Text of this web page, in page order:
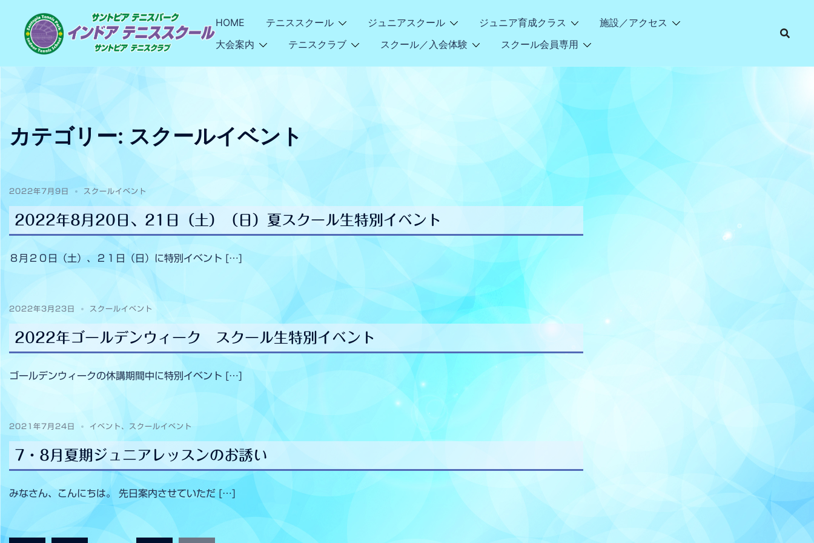
HOME テニススクール ジュニアスクール ジュニア育成クラス
施設／アクセス
大会案内
テニスクラブ スクール／入会体験 スクール会員専用
カテゴリー: スクールイベント
2022年7月9日 スクールイベント
2022年8月20日、21日（土）（日）夏スクール生特別イベント
８月２０日（土）、２１日（日）に特別イベント […]
2022年3月23日 スクールイベント
2022年ゴールデンウィーク スクール生特別イベント
ゴールデンウィークの休講期間中に特別イベント […]
2021年7月24日 イベント 、 スクールイベント
7・8月夏期ジュニアレッスンのお誘い
みなさん、こんにちは。 先日案内させていただ […]